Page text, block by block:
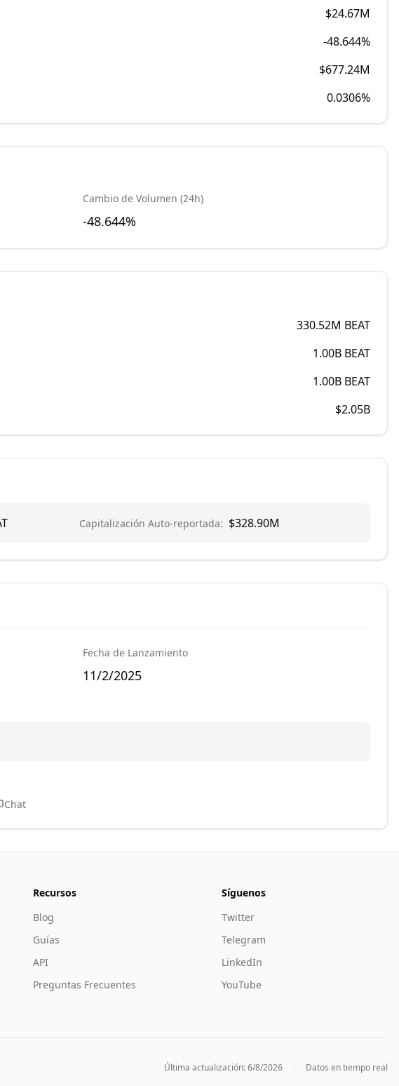
$24.67M
-48.644%
$677.24M
0.0306%
Cambio de Volumen (24h)
-48.644%
330.52M BEAT
1.00B BEAT
1.00B BEAT
$2.05B
Capitalización Auto-reportada: $328.90M
Fecha de Lanzamiento
11/2/2025
Chat
Recursos
Blog
Guías
API
Preguntas Frecuentes
Síguenos
Twitter
Telegram
LinkedIn
YouTube
Última actualización:6/8/2026 Datos en tiempo real